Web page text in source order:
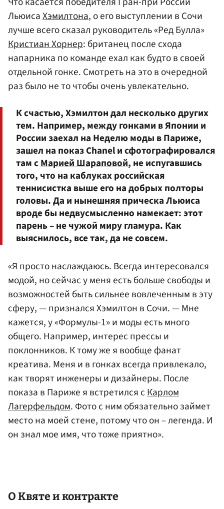
ЛьюисаХэмилтона, о его выступлении в Сочи
лучше всего сказал руководитель «Ред Булла»
Кристиан Хорнер: британец после схода
напарника по команде ехал как будто в своей
отдельной гонке. Смотреть на это в очередной
раз было не то чтобы очень увлекательно.
К счастью, Хэмилтон дал несколько других
тем. Например, между гонками в Японии и
России заехал на Неделю моды в Париже,
зашел на показ Chanel и сфотографировался
там сМарией Шараповой, не испугавшись
того, что на каблуках российская
теннисистка выше его на добрых полторы
головы. Да и нынешняя прическа Льюиса
вроде бы недвусмысленно намекает: этот
парень – не чужой миру гламура. Как
выяснилось, все так, да не совсем.
«Я просто наслаждаюсь. Всегда интересовался
модой, но сейчас у меня есть больше свободы и
возможностей быть сильнее вовлеченным в эту
сферу, — признался Хэмилтон в Сочи. — Мне
кажется, у «Формулы-1» и моды есть много
общего. Например, интерес прессы и
поклонников. К тому же я вообще фанат
креатива. Меня и в гонках всегда привлекало,
как творят инженеры и дизайнеры. После
показа в Париже я встретился сКарлом
Лагерфельдом. Фото с ним обязательно займет
место на моей стене, потому что он – легенда. И
он знал мое имя, что тоже приятно».
О Квяте и контракте